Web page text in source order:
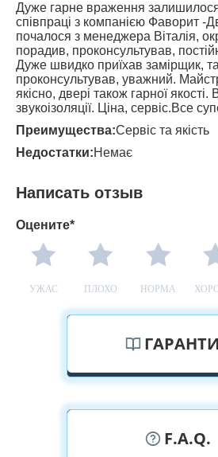
Дуже гарне враження залишилося
співпраці з компанією Фаворит -
почалося з менеджера Віталія,
порадив, проконсультував,
Дуже швидко приїхав замірщик,
проконсультував, уважний.
якісно, двері також гарної якості.
звукоізоляції. Ціна, сервіс.Все
Преимущества:Сервіс та якість
Недостатки:Немає
Написать отзыв
Оцените*
УЖАС ПЛОХО НОРМА
F.A.Q.